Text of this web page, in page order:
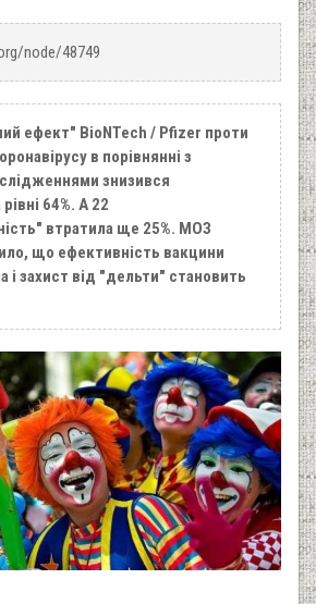
node/48749
ефект" BioNTech / Pfizer проти
в порівнянні з
знизився
64%. А 22
втратила ще 25%. МОЗ
що ефективність вакцини
і захист від "дельти" становить